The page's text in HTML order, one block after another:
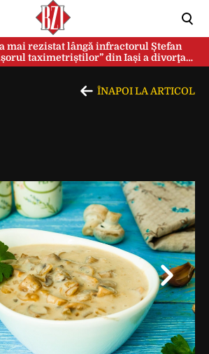
mai rezistat lângă infractorul Ștefan
taximetriștilor” din Iași a divorţat
ÎNAPOI LA ARTICOL